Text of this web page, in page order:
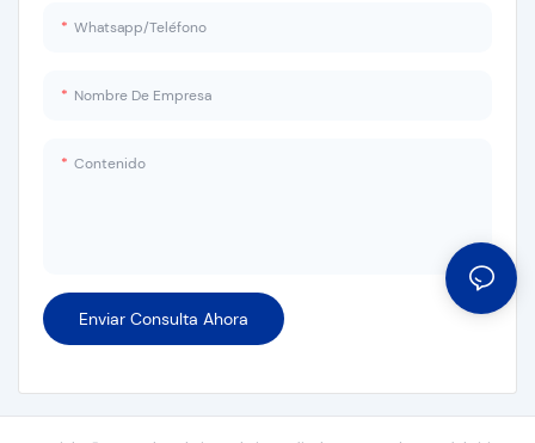
Whatsapp/Teléfono
Nombre De Empresa
Contenido
Enviar Consulta Ahora